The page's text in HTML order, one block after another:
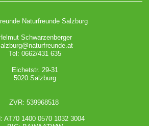
Naturfreunde Salzburg
Schwarzenberger
Tel: 0662/431 635
Eichetstr. 29-31
5020 Salzburg
ZVR: 539968518
AT70 1400 0570 1032 3004